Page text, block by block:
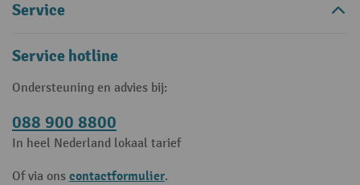
Service
Service hotline
Ondersteuning en advies bij:
088 900 8800
In heel Nederland lokaal tarief
Of via ons contactformulier.